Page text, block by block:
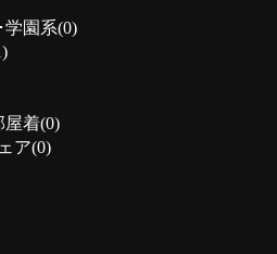
学園系(0)
屋着(0)
ア(0)